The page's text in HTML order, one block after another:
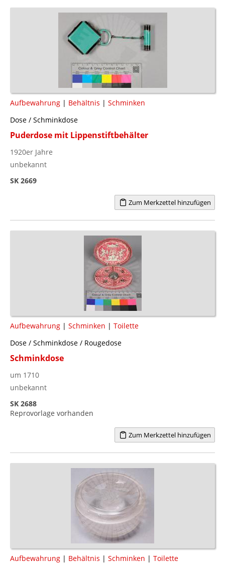
Aufbewahrung | Behältnis | Schminken
Dose / Schminkdose
Puderdose mit Lippenstiftbehälter
1920er Jahre
unbekannt
SK 2669
Zum Merkzettel hinzufügen
Aufbewahrung | Schminken | Toilette
Dose / Schminkdose / Rougedose
Schminkdose
um 1710
unbekannt
SK 2688
Reprovorlage vorhanden
Zum Merkzettel hinzufügen
Aufbewahrung | Behältnis | Schminken | Toilette